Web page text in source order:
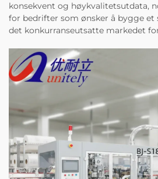
konsekvent og høykvalitetsutdata,
for bedrifter som ønsker å bygge
det konkurranseutsatte markedet